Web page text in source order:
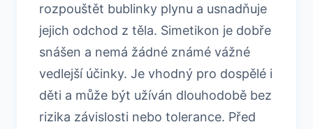
rozpouštět bublinky plynu a usnadňuje
jejich odchod z těla. Simetikon je dobře
snášen a nemá žádné známé vážné
vedlejší účinky. Je vhodný pro dospělé i
děti a může být užíván dlouhodobě bez
rizika závislosti nebo tolerance. Před